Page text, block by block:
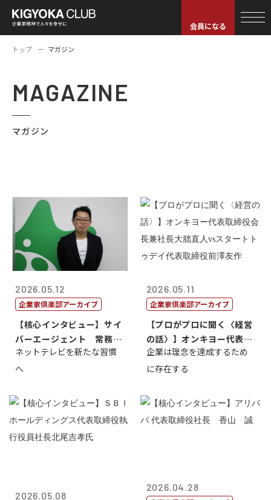
会員になる
トップ マガジン
MAGAZINE
マガジン
2026.05.12
企業家倶楽部アーカイブ
【核心インタビュー】サイ
バーエージェント 常務取
締役 小池政...
ネットテレビを新たな習慣
へ
2026.05.11
企業家倶楽部アーカイブ
【プロがプロに聞く〈経営
の話〉】オンキヨー代表取
締役会長兼社...
企業は理念を達成するため
に存在する
2026.05.08
2026.04.28